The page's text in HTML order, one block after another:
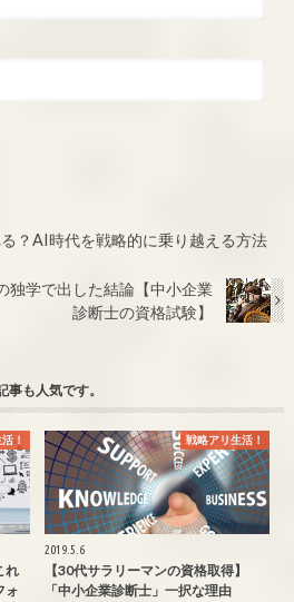
？AI時代を戦略的に乗り越える方法
独学で出した結論【中小企業
診断士の資格試験】
事も人気です。
！
れ
ォ
戦略アリ生活！
2019.5.6
【30代サラリーマンの資格取得】
「中小企業診断士」一択な理由